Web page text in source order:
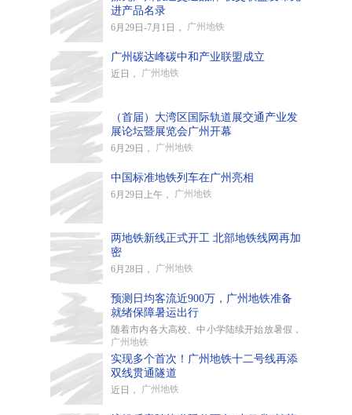
进产品名录
6月29日-7月1日， 广州地铁
广州碳达峰碳中和产业联盟成立
近日， 广州地铁
（首届）大湾区国际轨道展交通产业发
展论坛暨展览会广州开幕
6月29日， 广州地铁
中国标准地铁列车在广州亮相
6月29日上午， 广州地铁
两地铁新线正式开工 北部地铁线网再加
密
6月28日， 广州地铁
预测日均客流近900万，广州地铁准备
就绪保障暑运出行
随着市内各大高校、中小学陆续开始放暑假，
广州地铁
实现多个首次！广州地铁十二号线再添
双线贯通隧道
近日， 广州地铁